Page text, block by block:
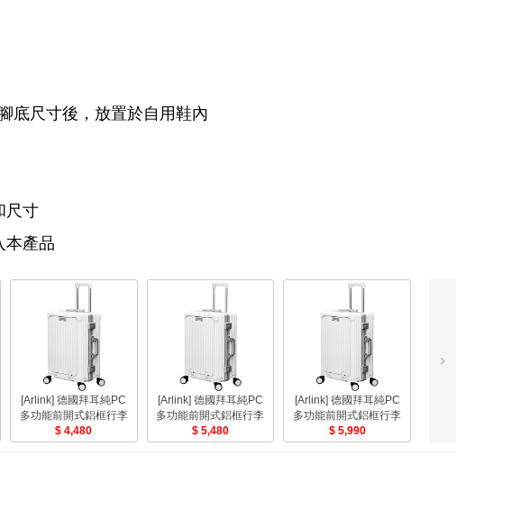
底尺寸後，放置於自用鞋內
尺寸
本產品
[Arlink] 德國拜耳純PC
多功能前開式鋁框行李
箱白色女神款[24吋] -蝦
4,480
[Arlink] 德國拜耳純PC
多功能前開式鋁框行李
箱白色女神款[28吋] -蝦
5,480
[Arlink] 德國拜耳純PC
多功能前開式鋁框行李
箱白色女神款[30吋](胖
胖箱) - -蝦
5,990